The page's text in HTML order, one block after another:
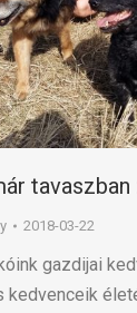
tavaszban
2018-03-22
gazdijai
kedvenceik